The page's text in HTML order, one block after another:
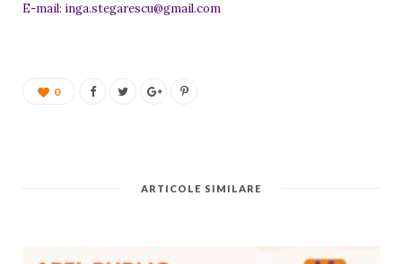
E-mail: inga.stegarescu@gmail.com
0
ARTICOLE SIMILARE